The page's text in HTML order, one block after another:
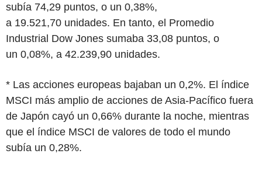
subía 74,29 puntos, o un 0,38%,
a 19.521,70 unidades. En tanto, el Promedio
Industrial Dow Jones sumaba 33,08 puntos, o
un 0,08%, a 42.239,90 unidades.
* Las acciones europeas bajaban un 0,2%. El índice
MSCI más amplio de acciones de Asia-Pacífico fuera
de Japón cayó un 0,66% durante la noche, mientras
que el índice MSCI de valores de todo el mundo
subía un 0,28%.